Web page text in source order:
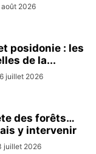
août 2026
posidonie : les
de la...
juillet 2026
des forêts…
y intervenir
juillet 2026